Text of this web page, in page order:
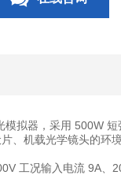
拟器，采用 500W
、机载光学镜头的环境
工况输入电流 9A、